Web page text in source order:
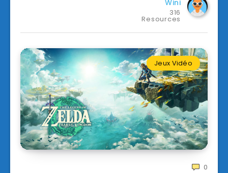
Wini
316
Resources
Jeux Vidéo
0